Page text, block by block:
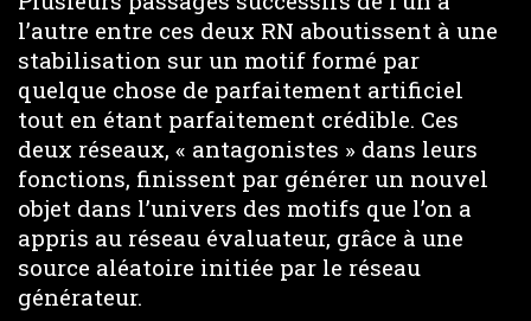
l’autre entre ces deux RN aboutissent à une
stabilisation sur un motif formé par
quelque chose de parfaitement artificiel
tout en étant parfaitement crédible. Ces
deux réseaux, « antagonistes » dans leurs
fonctions, finissent par générer un nouvel
objet dans l’univers des motifs que l’on a
appris au réseau évaluateur, grâce à une
source aléatoire initiée par le réseau
générateur.